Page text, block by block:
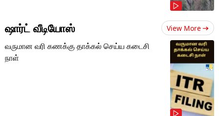
ஷார்ட் வீடியோஸ் View More
வருமான வரி கணக்கு தாக்கல் செய்ய கடைசி
நாள்